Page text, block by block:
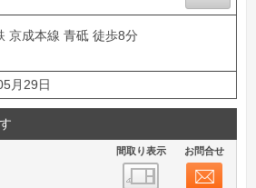
京成本線 青砥 徒歩8分
月29日
間取り表示 お問合せ